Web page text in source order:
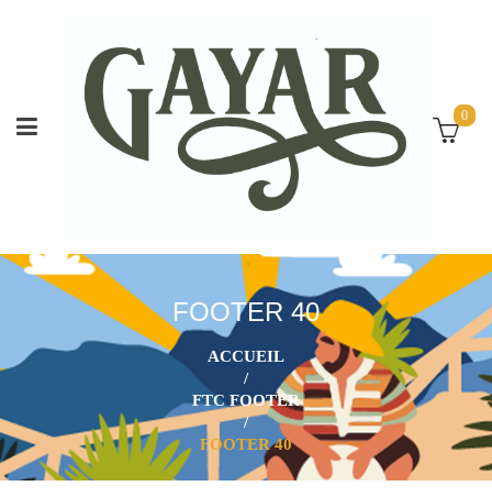
0
FOOTER 40
ACCUEIL
/
FTC FOOTER
/
FOOTER 40